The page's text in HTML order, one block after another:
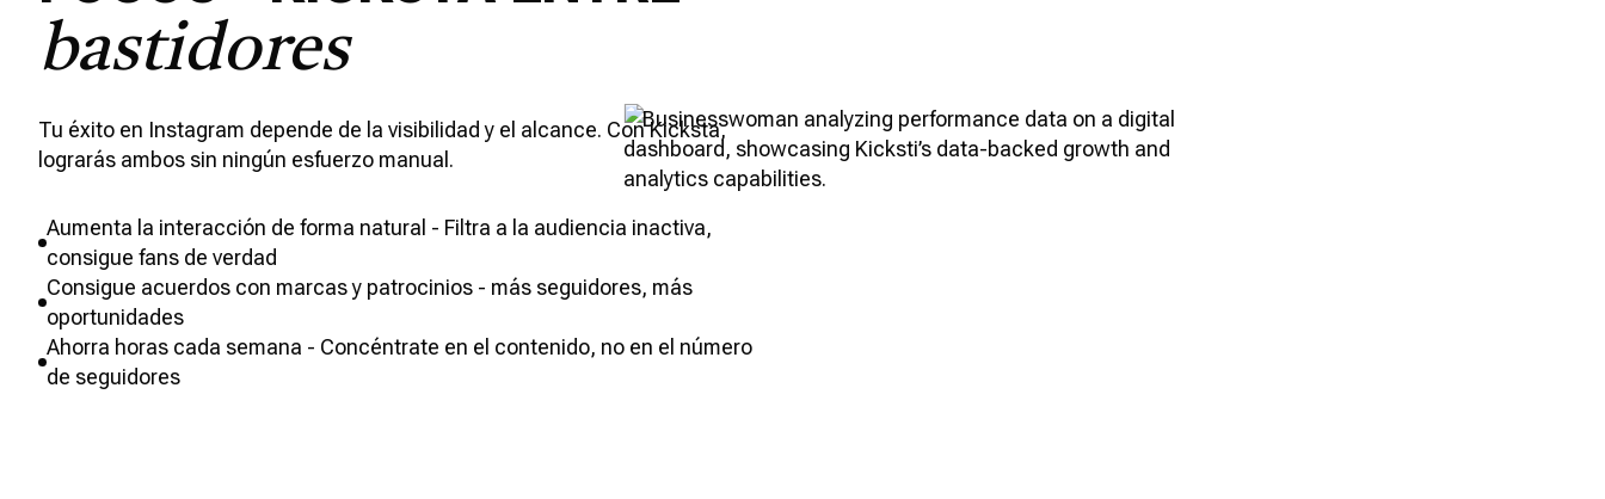
bastidores
Tu éxito en Instagram depende de la visibilidad y el alcance. Con Kicksta,
lograrás ambos sin ningún esfuerzo manual.
Aumenta la interacción de forma natural - Filtra a la audiencia inactiva,
consigue fans de verdad
Consigue acuerdos con marcas y patrocinios - más seguidores, más
oportunidades
Ahorra horas cada semana - Concéntrate en el contenido, no en el número
de seguidores